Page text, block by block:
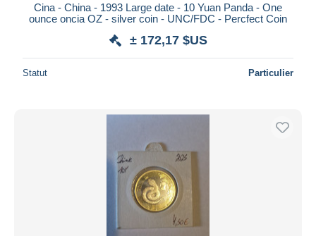
Cina - China - 1993 Large date - 10 Yuan Panda - One
ounce oncia OZ - silver coin - UNC/FDC - Percfect Coin
± 172,17 $US
Statut Particulier